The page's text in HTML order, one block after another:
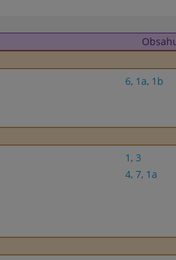
6, 1a, 1b
1 , 3
4, 7, 1a